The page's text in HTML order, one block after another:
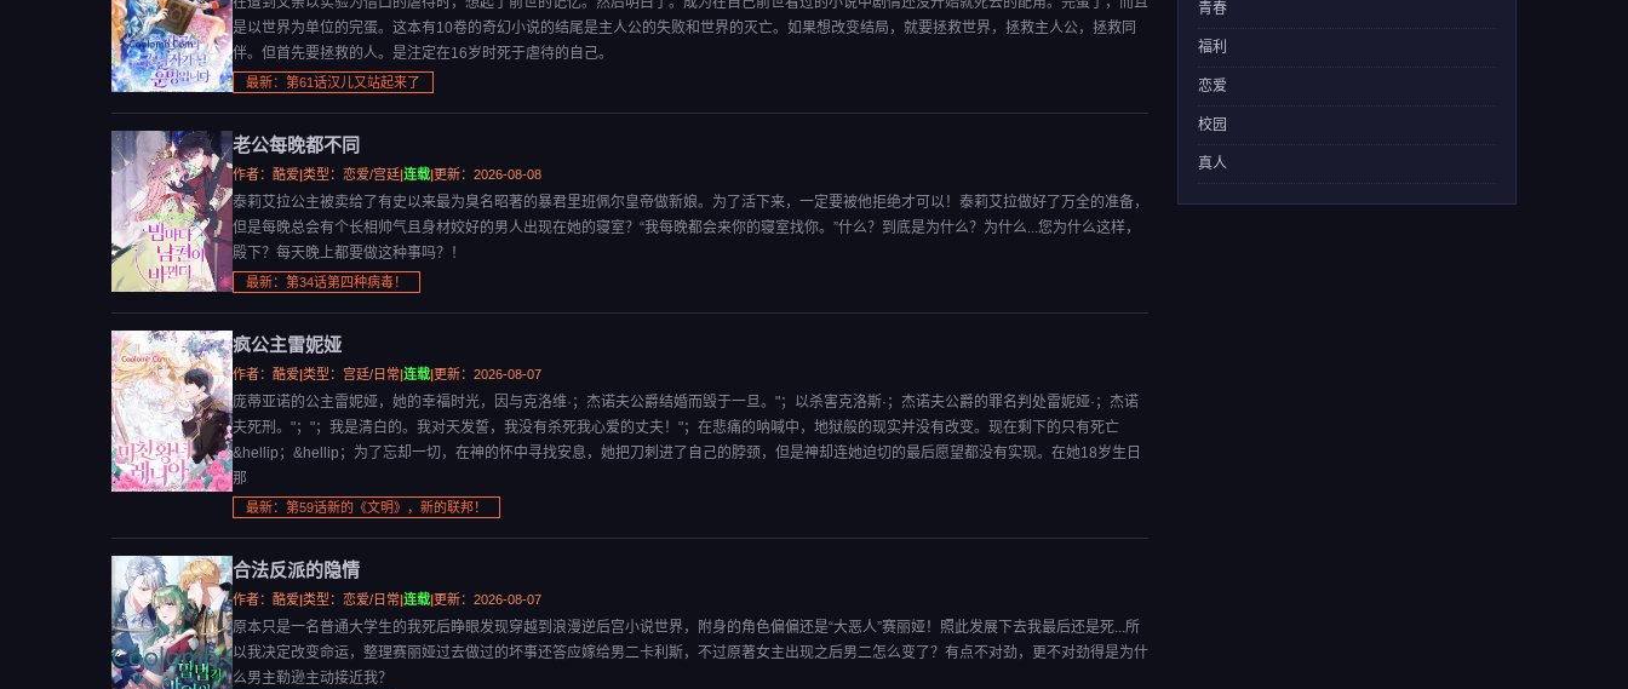
是以世界为单位的完蛋。这本有10卷的奇幻小说的结尾是主人公的失败和世界的灭亡。如果想改变结局，就要拯救世界，拯救主人公，拯救同
伴。但首先要拯救的人。是注定在16岁时死于虐待的自己。
最新：第61话汉儿又站起来了
老公每晚都不同
作者：酷爱|类型：恋爱/宫廷|连载|更新：2026-08-08
泰莉艾拉公主被卖给了有史以来最为臭名昭著的暴君里班佩尔皇帝做新娘。为了活下来，一定要被他拒绝才可以！泰莉艾拉做好了万全的准备，
但是每晚总会有个长相帅气且身材姣好的男人出现在她的寝室？“我每晚都会来你的寝室找你。”什么？到底是为什么？为什么...您为什么这样，
殿下？每天晚上都要做这种事吗？！
最新：第34话第四种病毒！
疯公主雷妮娅
作者：酷爱|类型：宫廷/日常|连载|更新：2026-08-07
庞蒂亚诺的公主雷妮娅，她的幸福时光，因与克洛维·；杰诺夫公爵结婚而毁于一旦。"；以杀害克洛斯·；杰诺夫公爵的罪名判处雷妮娅·；杰诺
夫死刑。"；"；我是清白的。我对天发誓，我没有杀死我心爱的丈夫！"；在悲痛的呐喊中，地狱般的现实并没有改变。现在剩下的只有死亡
&hellip；&hellip；为了忘却一切，在神的怀中寻找安息，她把刀刺进了自己的脖颈，但是神却连她迫切的最后愿望都没有实现。在她18岁生日
那
最新：第59话新的《文明》，新的联邦！
合法反派的隐情
作者：酷爱|类型：恋爱/日常|连载|更新：2026-08-07
原本只是一名普通大学生的我死后睁眼发现穿越到浪漫逆后宫小说世界，附身的角色偏偏还是“大恶人”赛丽娅！照此发展下去我最后还是死...所
以我决定改变命运，整理赛丽娅过去做过的坏事还答应嫁给男二卡利斯，不过原著女主出现之后男二怎么变了？有点不对劲，更不对劲得是为什
么男主勒逊主动接近我？
青春
福利
恋爱
校园
真人